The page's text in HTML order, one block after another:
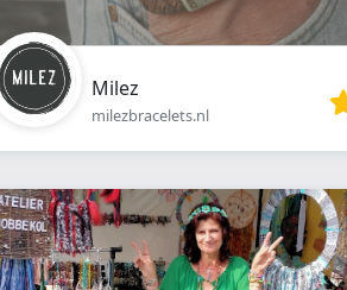
Milez
milezbracelets.nl